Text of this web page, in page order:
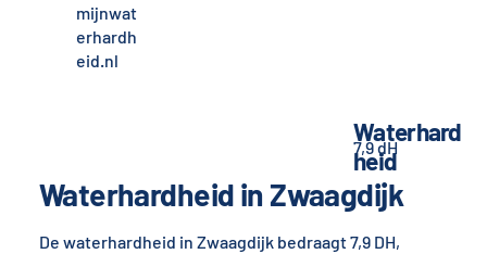
mijnwat
erhardh
eid.nl
Waterhardheid in Zwaagdijk
De waterhardheid in Zwaagdijk bedraagt 7,9 DH,
Waterhard
heid
7,9 dH